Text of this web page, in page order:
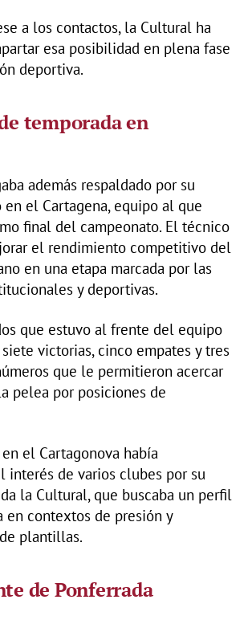
a los contactos, la Cultural ha
esa posibilidad en plena fase
deportiva.
temporada en
además respaldado por su
el Cartagena, equipo al que
final del campeonato. El técnico
el rendimiento competitivo del
en una etapa marcada por las
y deportivas.
que estuvo al frente del equipo
victorias, cinco empates y tres
que le permitieron acercar
pelea por posiciones de
el Cartagonova había
interés de varios clubes por su
la Cultural, que buscaba un perfil
en contextos de presión y
plantillas.
de Ponferrada